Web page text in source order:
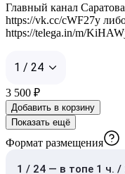
Главный канал
https://vk.cc/cWF27y
https://telega.in/m/
1 / 24
3 500 ₽
Добавить в корзину
Показать ещё
Формат размещения
1 / 24 — в топе 1 ч. /